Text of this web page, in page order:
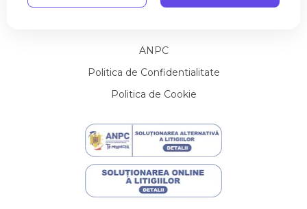
Terenuri de vanzare in Cluj-Napoca
Terenuri de vanzare in Cluj-Napoca Sopor
Terenuri de vanzare in Cluj-Napoca Andrei Muresanu
Terenuri de vanzare in Ciurila
Spatii birouri de vanzare
Spatii birouri de vanzare in Cluj-Napoca
Spatii birouri de vanzare in Cluj-Napoca Iris
ANPC
Politica de Confidentialitate
Politica de Cookie